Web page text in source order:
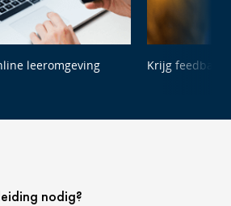
leeromgeving Krijg feedback
nodig?